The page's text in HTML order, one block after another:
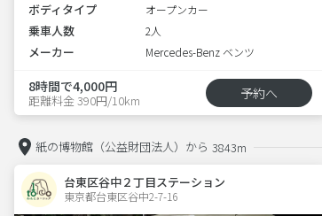
ボディタイプ オープンカー
乗車人数 2人
メーカー Mercedes-Benz ベンツ
8時間で4,000円
距離料金 390円/10km 予約へ
紙の博物館（公益財団法人）から 3843m
台東区谷中２丁目ステーション
東京都台東区谷中2-7-16